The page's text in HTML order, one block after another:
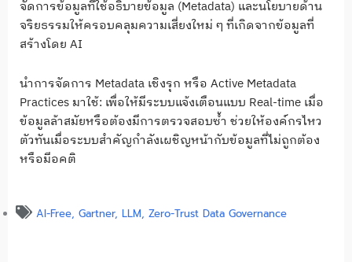
จัดการข้อมูลที่ใช้อธิบายข้อมูล (Metadata) และนโยบายด้าน
จริยธรรมให้ครอบคลุมความเสี่ยงใหม่ ๆ ที่เกิดจากข้อมูลที่
สร้างโดย AI
นำการจัดการ Metadata เชิงรุก หรือ Active Metadata
Practices มาใช้: เพื่อให้มีระบบแจ้งเตือนแบบ Real-time เมื่อ
ข้อมูลล้าสมัยหรือต้องมีการตรวจสอบซ้ำ ช่วยให้องค์กรไหว
ตัวทันเมื่อระบบสำคัญกำลังเผชิญหน้ากับข้อมูลที่ไม่ถูกต้อง
หรือมีอคติ
AI-Free, Gartner, LLM, Zero-Trust Data Governance